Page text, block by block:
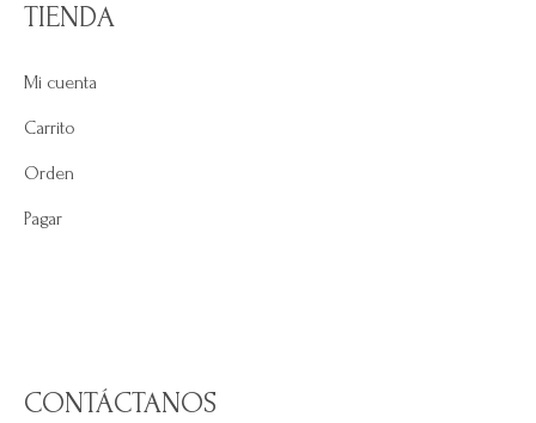
TIENDA
Mi cuenta
Carrito
Orden
Pagar
CONTÁCTANOS